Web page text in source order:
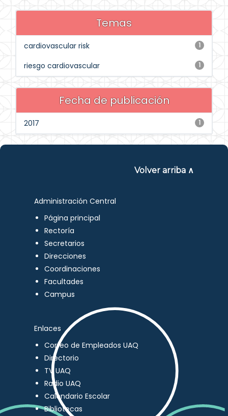
Temas
1
cardiovascular risk
1
riesgo cardiovascular
Fecha de publicación
1
2017
Volver arriba ∧
Administración Central
Página principal
Rectoría
Secretarios
Direcciones
Coordinaciones
Facultades
Campus
Enlaces
Correo de Empleados UAQ
Directorio
TV UAQ
Radio UAQ
Calendario Escolar
Bibliotecas